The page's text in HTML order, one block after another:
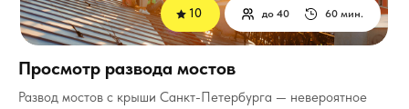
Развод мостов с крыши Санкт-Петербурга — невероятное
60 мин.
до 40
Просмотр развода мостов
10